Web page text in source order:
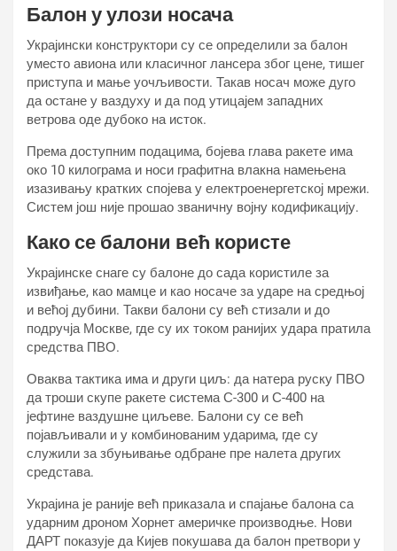
Балон у улози носача
Украјински конструктори су се определили за балон
уместо авиона или класичног лансера због цене, тишег
приступа и мање уочљивости. Такав носач може дуго
да остане у ваздуху и да под утицајем западних
ветрова оде дубоко на исток.
Према доступним подацима, бојева глава ракете има
око 10 килограма и носи графитна влакна намењена
изазивању кратких спојева у електроенергетској мрежи.
Систем још није прошао званичну војну кодификацију.
Како се балони већ користе
Украјинске снаге су балоне до сада користиле за
извиђање, као мамце и као носаче за ударе на средњој
и већој дубини. Такви балони су већ стизали и до
подручја Москве, где су их током ранијих удара пратила
средства ПВО.
Оваква тактика има и други циљ: да натера руску ПВО
да троши скупе ракете система С-300 и С-400 на
јефтине ваздушне циљеве. Балони су се већ
појављивали и у комбинованим ударима, где су
служили за збуњивање одбране пре налета других
средстава.
Украјина је раније већ приказала и спајање балона са
ударним дроном Хорнет америчке производње. Нови
ДАРТ показује да Кијев покушава да балон претвори у